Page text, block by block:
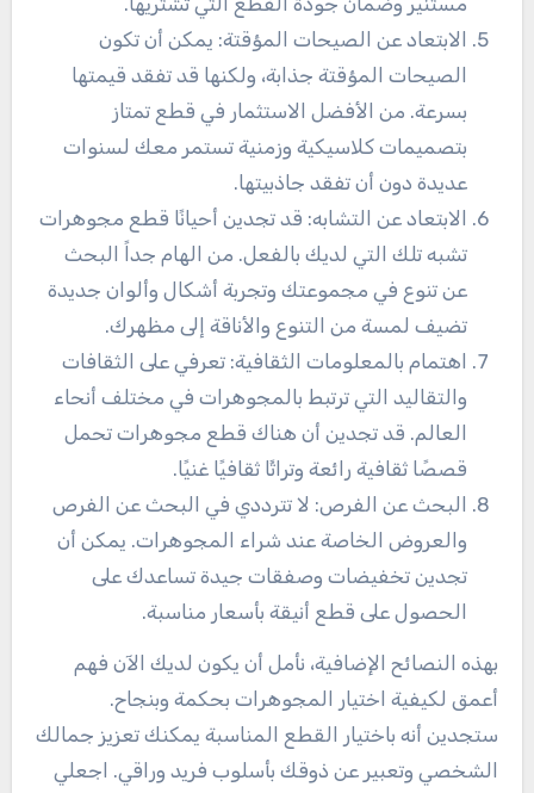
الابتعاد عن الصيحات المؤقتة: يمكن أن تكون
الصيحات المؤقتة جذابة، ولكنها قد تفقد قيمتها
بسرعة. من الأفضل الاستثمار في قطع تمتاز
بتصميمات كلاسيكية وزمنية تستمر معك لسنوات
عديدة دون أن تفقد جاذبيتها.
الابتعاد عن التشابه: قد تجدين أحيانًا قطع مجوهرات
تشبه تلك التي لديك بالفعل. من الهام جداً البحث
عن تنوع في مجموعتك وتجربة أشكال وألوان جديدة
تضيف لمسة من التنوع والأناقة إلى مظهرك.
اهتمام بالمعلومات الثقافية: تعرفي على الثقافات
والتقاليد التي ترتبط بالمجوهرات في مختلف أنحاء
العالم. قد تجدين أن هناك قطع مجوهرات تحمل
قصصًا ثقافية رائعة وتراثًا ثقافيًا غنيًا.
البحث عن الفرص: لا تترددي في البحث عن الفرص
والعروض الخاصة عند شراء المجوهرات. يمكن أن
تجدين تخفيضات وصفقات جيدة تساعدك على
الحصول على قطع أنيقة بأسعار مناسبة.
بهذه النصائح الإضافية، نأمل أن يكون لديك الآن فهم
أعمق لكيفية اختيار المجوهرات بحكمة وبنجاح.
ستجدين أنه باختيار القطع المناسبة يمكنك تعزيز جمالك
الشخصي وتعبير عن ذوقك بأسلوب فريد وراقي. اجعلي